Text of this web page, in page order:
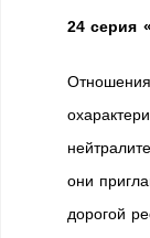
24 серия
они
дорогой